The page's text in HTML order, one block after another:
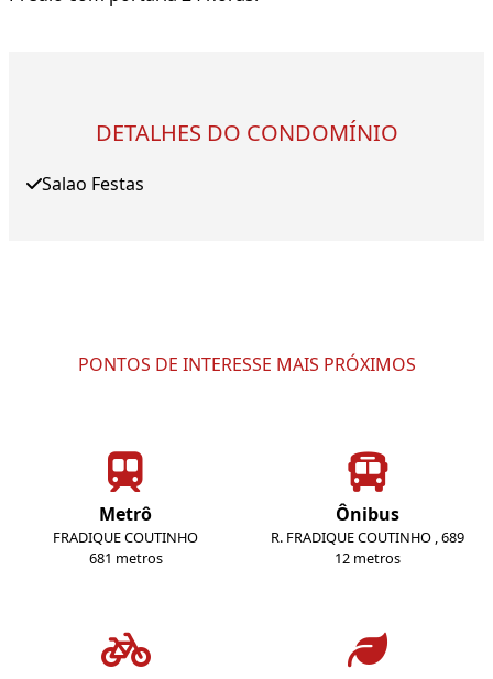
DETALHES DO CONDOMÍNIO
Salao Festas
PONTOS DE INTERESSE MAIS PRÓXIMOS
Metrô
FRADIQUE COUTINHO
681 metros
Ônibus
R. FRADIQUE COUTINHO , 689
12 metros